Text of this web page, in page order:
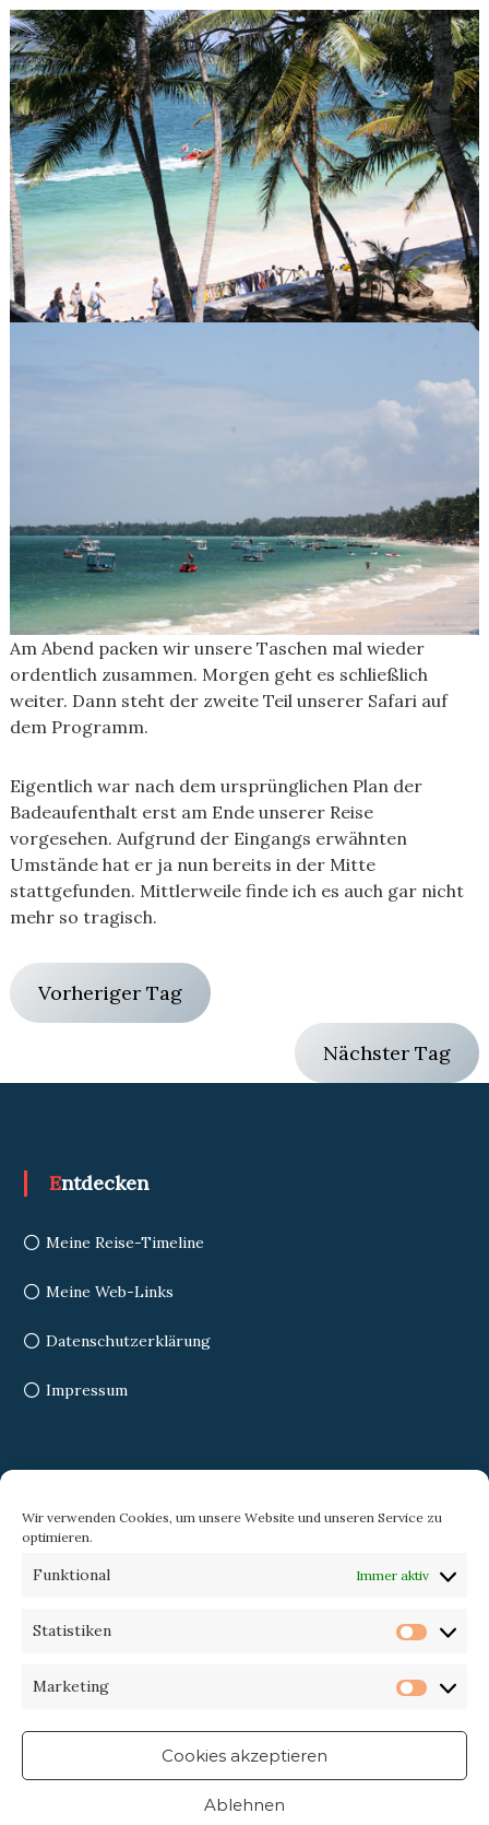
Wir verwenden Cookies, um unsere Website und unseren Service zu
optimieren.
Funktional Immer aktiv
Statistiken
Marketing
Cookies akzeptieren
Ablehnen
Am Abend packen wir unsere Taschen mal wieder
ordentlich zusammen. Morgen geht es schließlich
weiter. Dann steht der zweite Teil unserer Safari auf
dem Programm.
Eigentlich war nach dem ursprünglichen Plan der
Badeaufenthalt erst am Ende unserer Reise
vorgesehen. Aufgrund der Eingangs erwähnten
Umstände hat er ja nun bereits in der Mitte
stattgefunden. Mittlerweile finde ich es auch gar nicht
mehr so tragisch.
Vorheriger Tag
Nächster Tag
Entdecken
Meine Reise-Timeline
Meine Web-Links
Datenschutzerklärung
Impressum
Search
for: